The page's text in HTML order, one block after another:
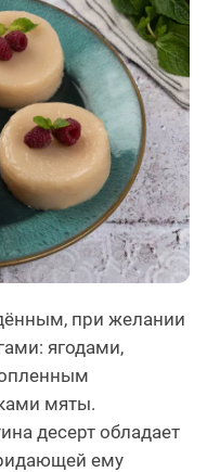
при желании
ягодами,
мяты.
десерт обладает
ему